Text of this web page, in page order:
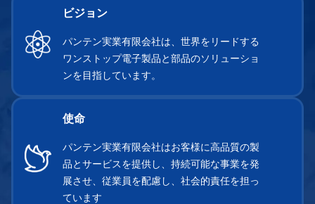
ビジョン
パンテン実業有限会社は、世界をリードする
ワンストップ電子製品と部品のソリューショ
ンを目指しています。
使命
パンテン実業有限会社はお客様に高品質の製
品とサービスを提供し、持続可能な事業を発
展させ、従業員を配慮し、社会的責任を担っ
ています